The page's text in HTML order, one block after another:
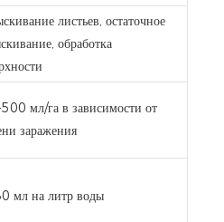
листьев, остаточное
обработка
мл/га в зависимости от
заражения
мл на литр воды